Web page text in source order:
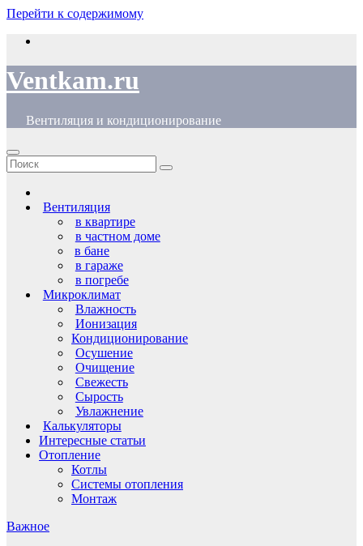
Перейти к содержимому
Ventkam.ru
Вентиляция и кондиционирование
Вентиляция
в квартире
в частном доме
в бане
в гараже
в погребе
Микроклимат
Влажность
Ионизация
Кондиционирование
Осушение
Очищение
Свежесть
Сырость
Увлажнение
Калькуляторы
Интересные статьи
Отопление
Котлы
Системы отопления
Монтаж
Важное